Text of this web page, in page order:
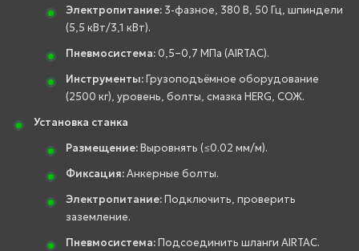
Электропитание: 3-фазное, 380 В, 50 Гц, шпиндели
(5,5 кВт/3,1 кВт).
Пневмосистема: 0,5–0,7 МПа (AIRTAC).
Инструменты:Грузоподъёмное оборудование
(2500 кг), уровень, болты, смазка HERG, СОЖ.
Установка станка
Размещение:Выровнять (≤0.02 мм/м).
Фиксация:Анкерные болты.
Электропитание:Подключить, проверить
заземление.
Пневмосистема:Подсоединить шланги AIRTAC.